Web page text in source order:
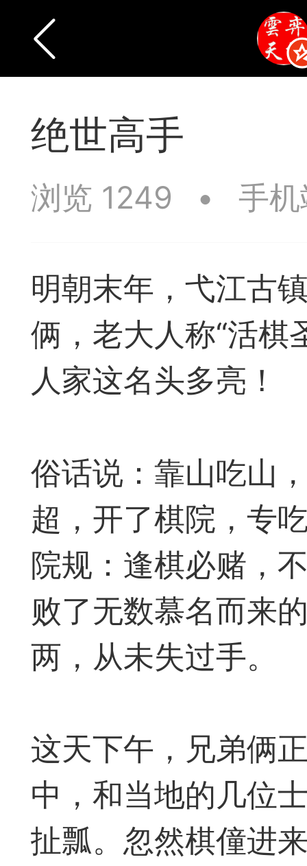
棋圣教练 魔
残局比拼 每
飞刀陷阱
境界 Lv11
VIP11
11-05 07:41
电脑端 公
绝世高手
浏览 1249 • 手
明朝末年，弋江古
俩，老大人称“活棋
人家这名头多亮！
俗话说：靠山吃山
超，开了棋院，专
院规：逢棋必赌，
败了无数慕名而来
两，从未失过手。
这天下午，兄弟俩
中，和当地的几位
扯瓢。忽然棋僮进